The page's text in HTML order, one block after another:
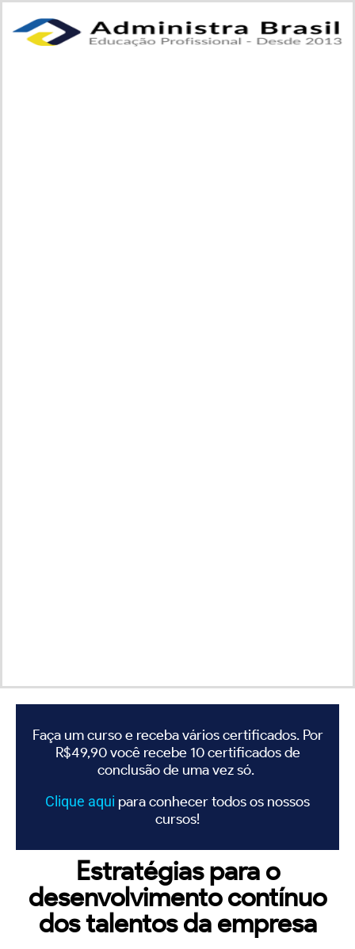
Faça um curso e receba vários certificados. Por
R$49,90 você recebe 10 certificados de
conclusão de uma vez só.
Clique aqui para conhecer todos os nossos
cursos!
Estratégias para o
desenvolvimento contínuo
dos talentos da empresa